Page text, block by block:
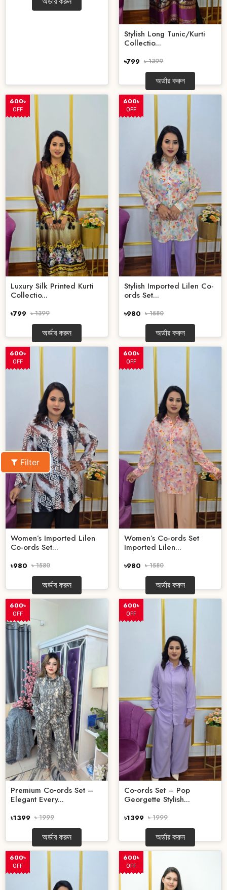
Filter
Stylish Long Tunic/Kurti
Collectio...
৳799 ৳ 1399
অর্ডার করুন
600৳
OFF
Luxury Silk Printed Kurti
Collectio...
৳799 ৳ 1399
অর্ডার করুন
600৳
OFF
Stylish Imported Lilen Co-
ords Set...
৳980 ৳ 1580
অর্ডার করুন
600৳
OFF
Women’s Imported Lilen
Co-ords Set...
৳980 ৳ 1580
অর্ডার করুন
600৳
OFF
Women’s Co-ords Set
Imported Lilen...
৳980 ৳ 1580
অর্ডার করুন
600৳
OFF
Premium Co‑ords Set –
Elegant Every...
৳1399 ৳ 1999
অর্ডার করুন
600৳
OFF
Co‑ords Set – Pop
Georgette Stylish...
৳1399 ৳ 1999
অর্ডার করুন
600৳
OFF
600৳
OFF